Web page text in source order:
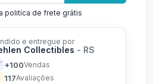
politíca de frete grátis
e entregue por
Collectibles - RS
+100Vendas
117Avaliações